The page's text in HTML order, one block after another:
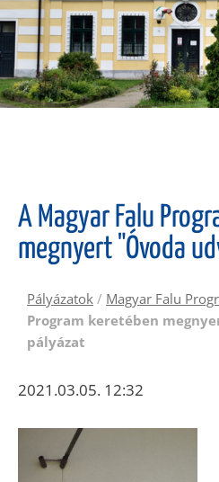
A Magyar Falu
megnyert "Óvoda
Pályázatok / Magyar Falu
Program keretében
pályázat
2021.03.05. 12:32